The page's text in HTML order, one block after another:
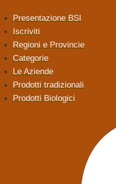
Presentazione BSI
Iscriviti
Regioni e Provincie
Categorie
Le Aziende
Prodotti tradizionali
Prodotti Biologici